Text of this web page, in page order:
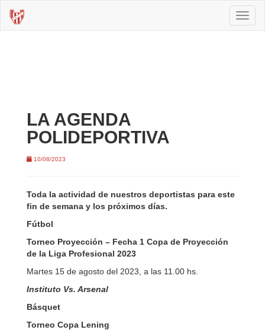
LA AGENDA
POLIDEPORTIVA
10/08/2023
Toda la actividad de nuestros deportistas para este
fin de semana y los próximos días.
Fútbol
Torneo Proyección – Fecha 1 Copa de Proyección
de la Liga Profesional 2023
Martes 15 de agosto del 2023, a las 11.00 hs.
Instituto Vs. Arsenal
Básquet
Torneo Copa Lening